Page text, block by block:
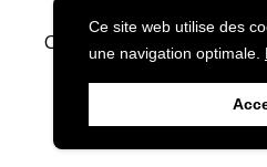
Copyright © 2024 Solaire
Ce site web utilise des
une navigation optimale.